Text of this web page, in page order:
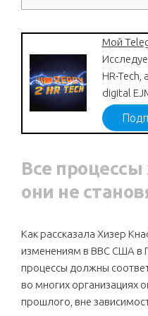
Мой
HR-Tech,
digital
Все
они не
Как рассказала Хизер
изменениям в ВВС США в
процессы должны
во многих организациях
прошлого, вне